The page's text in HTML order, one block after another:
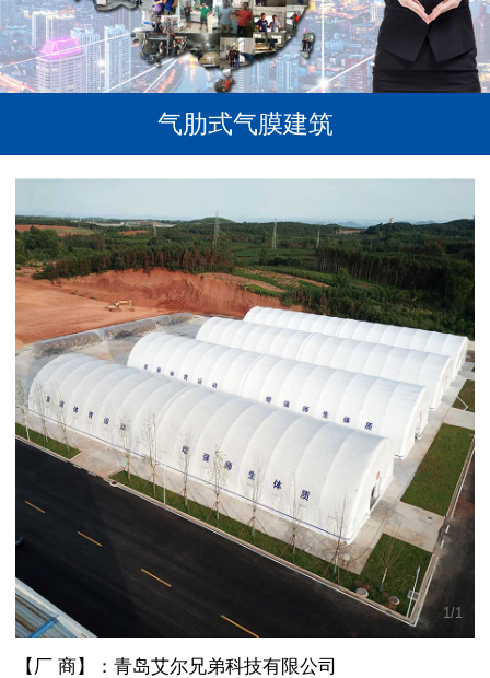
气肋式气膜建筑
1/1
【厂 商】：青岛艾尔兄弟科技有限公司